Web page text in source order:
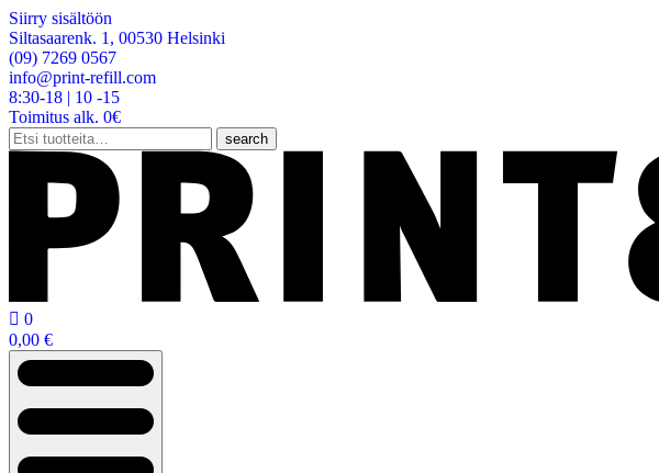
Siirry sisältöön
Siltasaarenk. 1, 00530 Helsinki
(09) 7269 0567
info@print-refill.com
8:30-18 | 10 -15
Toimitus alk. 0€
Etsi:
search
 0
0,00 €